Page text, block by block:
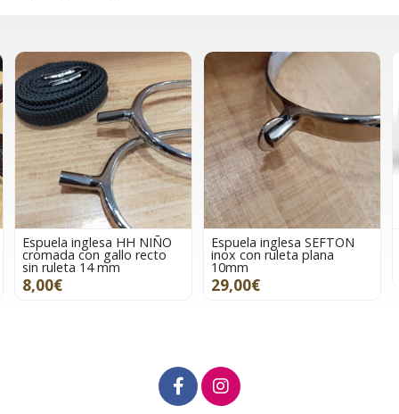
NIÑO
recto
Espuela inglesa SEFTON
inox con ruleta plana
10mm
Espuela inglesa
inox contacto 20mm